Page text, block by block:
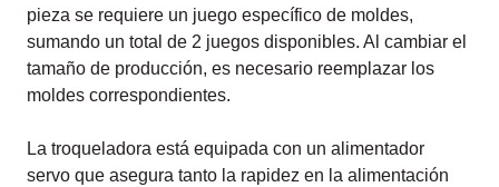
pieza se requiere un juego específico de moldes,
sumando un total de 2 juegos disponibles. Al cambiar el
tamaño de producción, es necesario reemplazar los
moldes correspondientes.
La troqueladora está equipada con un alimentador
servo que asegura tanto la rapidez en la alimentación